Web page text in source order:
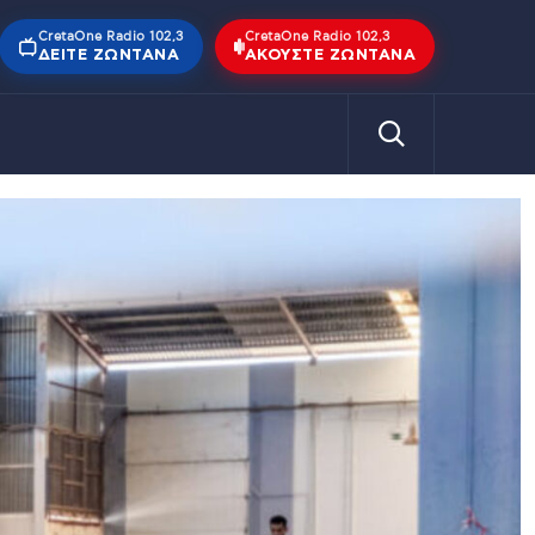
CretaOne Radio 102,3
ΔΕΊΤΕ ΖΩΝΤΑΝΆ
CretaOne Radio 102,3
ΑΚΟΎΣΤΕ ΖΩΝΤΑΝΆ